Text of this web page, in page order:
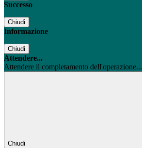
Successo
Chiudi
Informazione
Chiudi
Attendere...
Attendere il completamento dell'operazione...
Chiudi